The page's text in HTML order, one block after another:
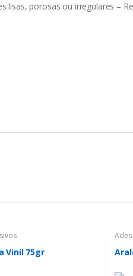
porosas ou irregulares –
Vinil 75gr